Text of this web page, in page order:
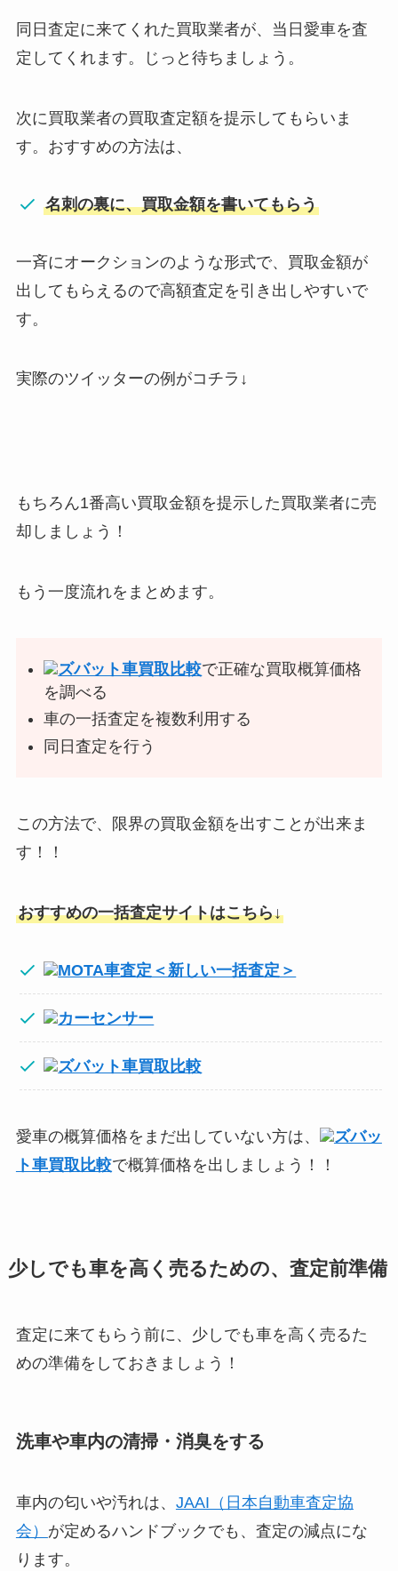
同日査定に来てくれた買取業者が、当日愛車を査
定してくれます。じっと待ちましょう。
次に買取業者の買取査定額を提示してもらいま
す。おすすめの方法は、
名刺の裏に、買取金額を書いてもらう
一斉にオークションのような形式で、買取金額が
出してもらえるので高額査定を引き出しやすいで
す。
実際のツイッターの例がコチラ↓
もちろん1番高い買取金額を提示した買取業者に売
却しましょう！
もう一度流れをまとめます。
ズバット車買取比較で正確な買取概算価格
を調べる
車の一括査定を複数利用する
同日査定を行う
この方法で、限界の買取金額を出すことが出来ま
す！！
おすすめの一括査定サイトはこちら↓
MOTA車査定＜新しい一括査定＞
カーセンサー
ズバット車買取比較
愛車の概算価格をまだ出していない方は、
ズバッ
ト車買取比較で概算価格を出しましょう！！
少しでも車を高く売るための、査定前準備
査定に来てもらう前に、少しでも車を高く売るた
めの準備をしておきましょう！
洗車や車内の清掃・消臭をする
車内の匂いや汚れは、 JAAI（日本自動車査定協
会） が定めるハンドブックでも、査定の減点にな
ります。